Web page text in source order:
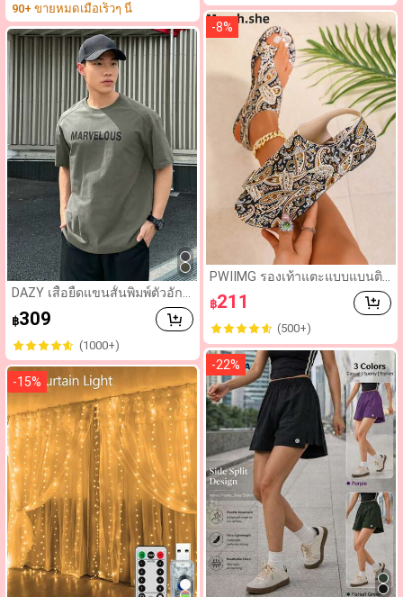
90+ ขายหมดเมื่อเร็วๆ นี้
DAZY เสื้อยืดแขนสั้นพิมพ์ตัวอักษ
รขนาดใหญ่สำหรับผู้ชาย สำหรับ
ฤดูร้อน ฤดูใบไม้ร่วง เสื้อยืดกราฟิ
กอีสเตอร์
฿309
(1000+)
-15%
-8%
PWIIMG รองเท้าแตะแบบแบนติด
ตีนตุ๊กแกพิมพ์ลายดอกทานตะวัน
สไตล์โบฮีเมียนสำหรับผู้หญิง, รอ
งเท้าแตะแบบแบนเปิดนิ้วเท้าดีไซ
น์ย้อนยุคแบบยุโรปและแฟชั่นลำ
ลอง, รองเท้าแตะ, ชุดฤดูใบไม้ผลิ
ฤดูร้อน
฿211
(500+)
-22%